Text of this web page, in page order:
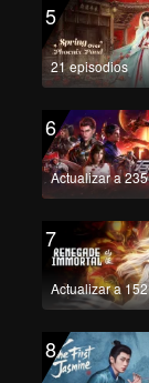
143
145
147
149
5
21 episodios
6
Actualizar a 235
7
Actualizar a 152
8